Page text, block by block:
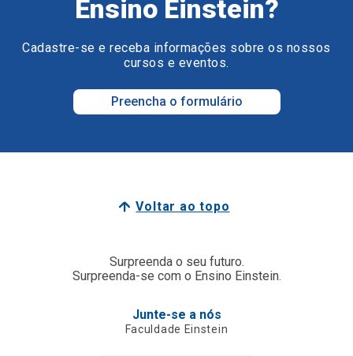
Ensino Einstein?
Cadastre-se e receba informações sobre os nossos
cursos e eventos.
Preencha o formulário
Voltar ao topo
Surpreenda o seu futuro.
Surpreenda-se com o Ensino Einstein.
Junte-se a nós
Faculdade Einstein